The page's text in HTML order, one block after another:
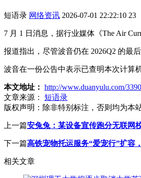
短语录 网络资讯 2026-07-01 22:22:10 23
7 月 1 日消息，据行业媒体《The Air
报道指出，尽管波音仍在 2026Q2 的最
波音在一份公告中表示已查明本次计算
本文地址： http://www.duanyulu.com/
文章来源：
短语录
版权声明： 除非特别标注，否则均为本
上一篇安兔兔：某设备宣传跑分无联网
下一篇高铁宠物托运服务“爱宠行”扩容
相关文章